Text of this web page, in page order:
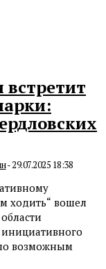
встретит
-29.07.2025 18:38
ходить“ вошел
инициативного
возможным